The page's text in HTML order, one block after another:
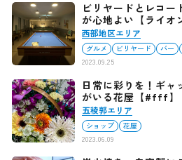
ビリヤードとレコー
が心地よい【ライオ
西部地区エリア
グルメ ビリヤード バー
2023.09.25
日常に彩りを！ギャ
がいる花屋【#fff】
五稜郭エリア
ショップ
花屋
2023.06.09